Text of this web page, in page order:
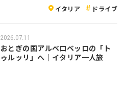
イタリア ドライブ
2026.07.11
おとぎの国アルベロベッロの「ト
ゥルッリ」へ｜イタリア一人旅